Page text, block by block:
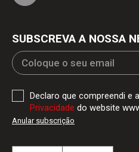
SUBSCREVA A NOSSA
Declaro que compreendi e
Privacidade do website
Anular subscrição